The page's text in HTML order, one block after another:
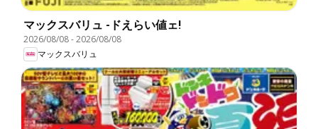
マックスバリュ -ドえらい値ェ!
2026/08/08-2026/08/08
マックスバリュ